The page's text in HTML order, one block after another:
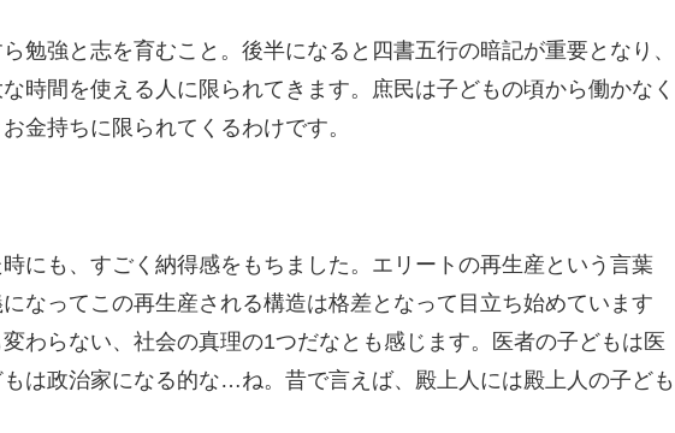
勉強と志を育むこと。後半になると四書五行の暗記が重要となり、
時間を使える人に限られてきます。庶民は子どもの頃から働かなく
金持ちに限られてくるわけです。
にも、すごく納得感をもちました。エリートの再生産という言葉
なってこの再生産される構造は格差となって目立ち始めています
わらない、社会の真理の1つだなとも感じます。医者の子どもは医
は政治家になる的な…ね。昔で言えば、殿上人には殿上人の子ども